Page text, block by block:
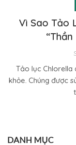
Vì Sao Tảo
Tảo lục Chlorella
khỏe. Chúng được
DANH MỤC